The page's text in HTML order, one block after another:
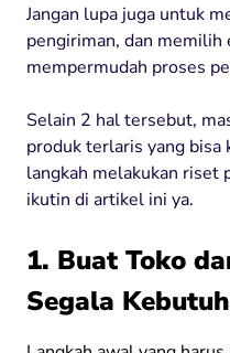
Jangan lupa juga untuk
pengiriman, dan
mempermudah proses
Selain 2 hal tersebut,
produk terlaris yang bisa
langkah melakukan riset
ikutin di artikel ini ya.
1. Buat Toko
Segala